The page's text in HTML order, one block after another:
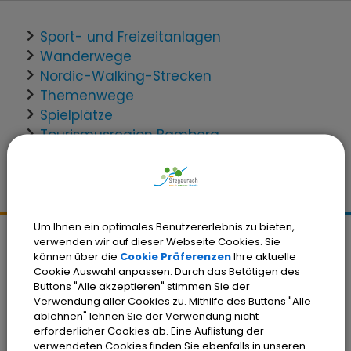
Sport- und Freizeitanlagen
Wanderwege
Nordic-Walking-Strecken
Themenwege
Spielplätze
Tourismusregion Bamberg
Kontakt
Gemeinde Stegaurach
Schloßplatz 1
96135 Stegaurach
Tel.:(0951) 99222-0
Um Ihnen ein optimales Benutzererlebnis zu bieten,
verwenden wir auf dieser Webseite Cookies. Sie
können über die Cookie PräferenzenIhre aktuelle
Cookie Auswahl anpassen. Durch das Betätigen des
Buttons "Alle akzeptieren" stimmen Sie der
Verwendung aller Cookies zu. Mithilfe des Buttons "Alle
ablehnen" lehnen Sie der Verwendung nicht
erforderlicher Cookies ab. Eine Auflistung der
verwendeten Cookies finden Sie ebenfalls in unseren